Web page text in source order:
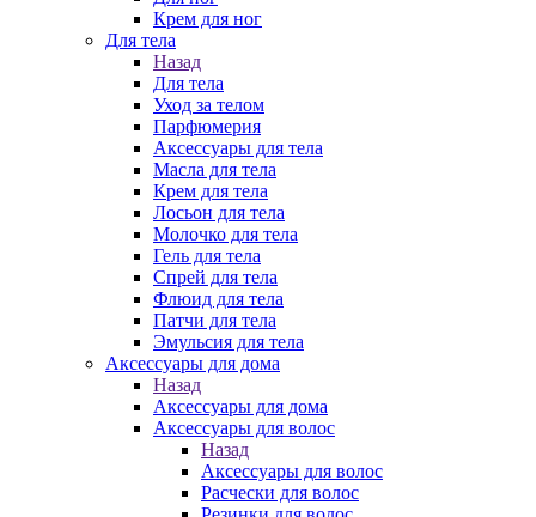
Крем для ног
Для тела
Назад
Для тела
Уход за телом
Парфюмерия
Аксессуары для тела
Масла для тела
Крем для тела
Лосьон для тела
Молочко для тела
Гель для тела
Спрей для тела
Флюид для тела
Патчи для тела
Эмульсия для тела
Аксессуары для дома
Назад
Аксессуары для дома
Аксессуары для волос
Назад
Аксессуары для волос
Расчески для волос